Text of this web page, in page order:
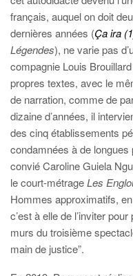
français, auquel on doit
dernières années (Ça ira
Légendes), ne varie pas
compagnie Louis
propres textes, avec le
de narration, comme de
dizaine d’années, il
des cinq établissements
condamnées à de
convié Caroline Guiela
le court-métrageLes
Hommes approximatifs,
c’est à elle de l’inviter
murs du troisième
main de justice”.